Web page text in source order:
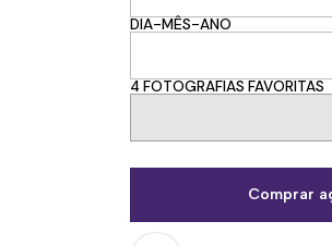
DIA-MÊS-ANO
4 FOTOGRAFIAS FAVORITAS
Comprar